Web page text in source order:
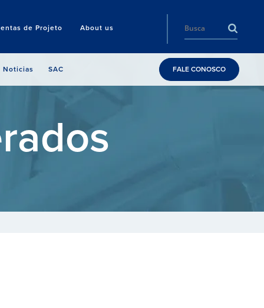
de Projeto About us
Noticias SAC FALE CONOSCO